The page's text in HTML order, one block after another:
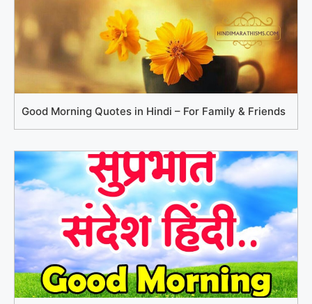
Good Morning Quotes in Hindi – For Family & Friends